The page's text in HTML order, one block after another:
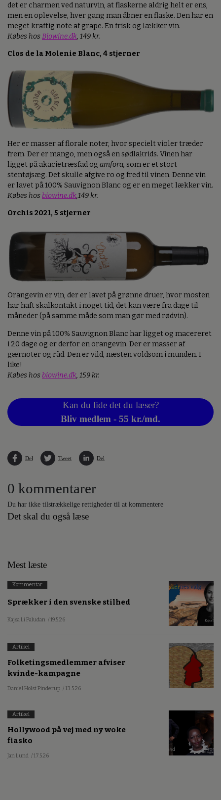
det er charmen ved naturvin, at flaskerne aldrig helt er ens,
men en oplevelse, hver gang man åbner en flaske. Den har en
meget kraftig note af grape. En frisk og lækker vin.
Købes hosBiowine.dk, 149 kr.
Clos de la Molenie Blanc, 4 stjerner
Her er masser af florale noter, hvor specielt violer træder
frem. Der er mango, men også en sødlakrids. Vinen har
ligget på akacietræsfad og amfora, som er et stort
stentøjsæg. Det skulle afgive ro og fred til vinen. Denne vin
er lavet på 100% Sauvignon Blanc og er en meget lækker vin.
Købes hos biowine.dk,149 kr.
Orchis 2021, 5 stjerner
Orangevin er vin, der er lavet på grønne druer, hvor mosten
har haft skalkontakt i noget tid, det kan være fra dage til
måneder (på samme måde som man gør med rødvin).
Denne vin på 100% Sauvignon Blanc har ligget og macereret
i 20 dage og er derfor en orangevin. Der er masser af
gærnoter og råd. Den er vild, næsten voldsom i munden. I
like!
Købes hos biowine.dk, 159 kr.
Kan du lide det du læser?
Bliv medlem - 55 kr./md.
Del Tweet Del
0 kommentarer
Du har ikke tilstrækkelige rettigheder til at kommentere
Det skal du også læse
Mest læste
Kommentar
Sprækker i den svenske stilhed
Kajsa Li Paludan / 19.5.26
Artikel
Folketingsmedlemmer afviser
kvinde-kampagne
Daniel Holst Pinderup / 13.5.26
Artikel
Hollywood på vej med ny woke
fiasko
Jan Lund / 17.5.26